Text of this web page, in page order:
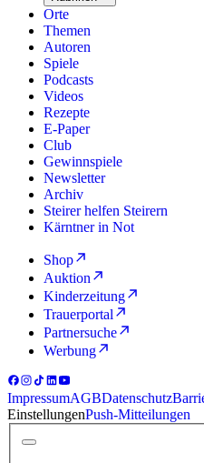
Orte
Themen
Autoren
Spiele
Podcasts
Videos
Rezepte
E-Paper
Club
Gewinnspiele
Newsletter
Archiv
Steirer helfen Steirern
Kärntner in Not
Shop
Auktion
Kinderzeitung
Trauerportal
Partnersuche
Werbung
ImpressumAGBDatenschutz
EinstellungenPush-Mitteilungen